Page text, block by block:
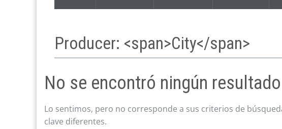
Producer: <span>City</span>
No se encontró ningún resultado
Lo sentimos, pero no corresponde a sus criterios de
clave diferentes.